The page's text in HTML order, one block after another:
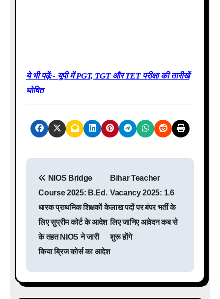
ये भी पढ़ें:- यूपी में PGT, TGT और TET परीक्षा की तारीखें
घोषित
a
v
NIOS Bridge
Course 2025: B.Ed.
धारक प्राथमिक शिक्षकों के
लिए सुप्रीम कोर्ट के आदेश
के तहत NIOS ने जारी
किया ब्रिज कोर्स का आदेश
Bihar Teacher
Vacancy 2025: 1.6
लाख पदों पर बंपर भर्ती के
लिए जानिए आवेदन कब से
शुरू होंगे